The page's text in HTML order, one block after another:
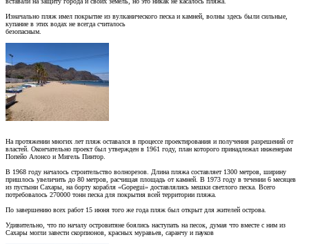
Изначально пляж имел покрытие из вулканического песка и камней, волны здесь были сильные,
купание в этих водах не всегда считалось
безопасным.
На протяжении многих лет пляж оставался в процессе проектирования и получения разрешений от
властей. Окончательно проект был утвержден в 1961 году, план которого принадлежал инженерам
Попейо Алонсо и Мигель Пинтор.
В 1968 году началось строительство волнорезов. Длина пляжа составляет 1300 метров, ширину
пришлось увеличить до 80 метров, расчищая площадь от камней. В 1973 году в течении 6 месяцев
из пустыни Сахары, на борту корабля «Gopegui» доставлялись мешки светлого песка. Всего
потребовалось 270000 тонн песка для покрытия всей территории пляжа.
По завершению всех работ 15 июня того же года пляж был открыт для жителей острова.
Удивительно, что по началу островитяне боялись наступать на песок, думая что вместе с ним из
Сахары могли завести скорпионов, красных муравьев, саранчу и пауков